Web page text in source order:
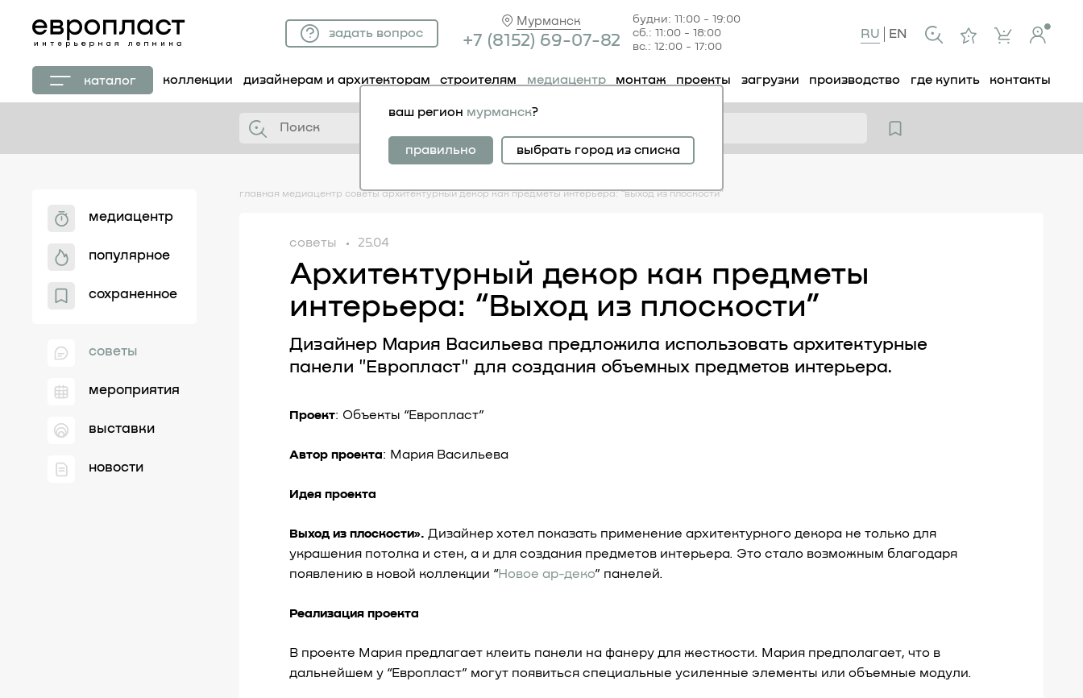
Мурманск
+7 (81 52) 69-07-82
будни: 11:00 - 19:00
сб.: 11:00 - 18:00
вс.: 12:00 - 17:00
задать вопрос RU EN
каталог коллекции дизайнерам и архитекторам строителям медиацентр монтаж проекты загрузки производство где купить контакты
ваш регион мурманск?
правильно выбрать город из списка
медиацентр
популярное
сохраненное
советы
мероприятия
выставки
новости
главная медиацентр советы архитектурный декор как предметы интерьера: “выход из плоскости”
советы 25.04
Архитектурный декор как предметы
интерьера: “Выход из плоскости”
Дизайнер Мария Васильева предложила использовать архитектурные
панели "Европласт" для создания объемных предметов интерьера.
Проект: Объекты “Европласт”
Автор проекта: Мария Васильева
Идея проекта
Выход из плоскости». Дизайнер хотел показать применение архитектурного декора не только для
украшения потолка и стен, а и для создания предметов интерьера. Это стало возможным благодаря
появлению в новой коллекции “Новое ар-деко” панелей.
Реализация проекта
В проекте Мария предлагает клеить панели на фанеру для жесткости. Мария предполагает, что в
дальнейшем у “Европласт” могут появиться специальные усиленные элементы или объемные модули.